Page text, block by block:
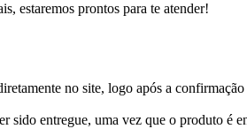
estaremos prontos para te atender!
no site, logo após a
sido entregue, uma vez que o produto é